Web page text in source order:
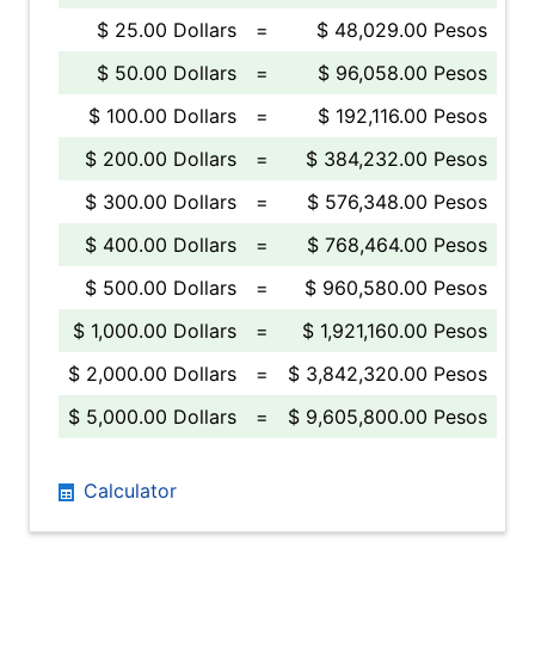
$ 25.00 Dollars
=
$ 48,029.00 Pesos
$ 50.00 Dollars
=
$ 96,058.00 Pesos
$ 100.00 Dollars
=
$ 192,116.00 Pesos
$ 200.00 Dollars
=
$ 384,232.00 Pesos
$ 300.00 Dollars
=
$ 576,348.00 Pesos
$ 400.00 Dollars
=
$ 768,464.00 Pesos
$ 500.00 Dollars
=
$ 960,580.00 Pesos
$ 1,000.00 Dollars
=
$ 1,921,160.00 Pesos
$ 2,000.00 Dollars
=
$ 3,842,320.00 Pesos
$ 5,000.00 Dollars
= $ 9,605,800.00 Pesos
Calculator